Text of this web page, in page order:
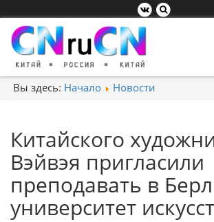
Вы здесь: Начало Новости
Китайского
Вэйвэя пригласили
преподавать в
университет